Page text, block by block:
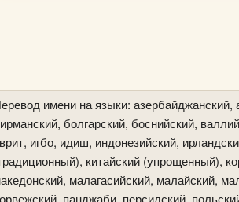
имени на языки: азербайджанский,
болгарский, боснийский,
игбо, идиш, индонезийский,
китайский (упрощенный),
малагасийский, малайский,